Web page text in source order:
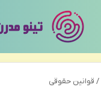
/ قوانین حقوقی